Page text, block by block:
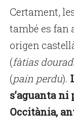
Certament,
també es fan
origen
(fàtias
(pain perdu).
s’aguanta ni
Occitània,